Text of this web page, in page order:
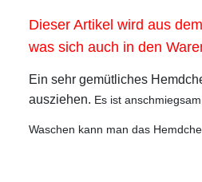
Dieser Artikel wird aus
was sich auch in den
Ein sehr gemütliches
ausziehen. Es ist
Waschen kann man das